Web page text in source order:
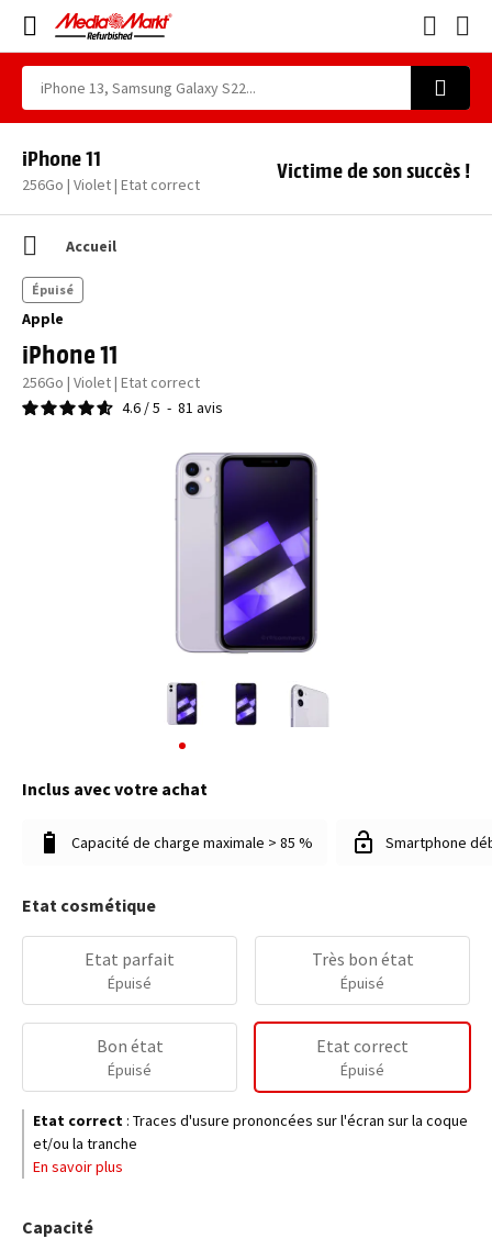
iPhone 11
256Go | Violet | Etat correct
Victime de son succès !
Accueil
Apple
iPhone 11
256Go | Violet | Etat correct
4.6 /5 - 81 avis
Épuisé
Inclus avec votre achat
Capacité de charge maximale > 85 % Smartphone
Etat cosmétique
Etat parfait
Épuisé
Très bon état
Épuisé
Bon état
Épuisé
Etat correct
Épuisé
Etat correct : Traces d'usure prononcées sur l'écran sur la coque
et/ou la tranche
En savoir plus
Capacité